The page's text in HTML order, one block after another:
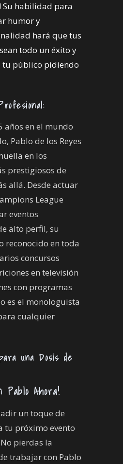
Su habilidad para
humor y
hará que tus
todo un éxito y
tu público pidiendo
años en el mundo
Pablo de los Reyes
en los
prestigiosos de
allá. Desde actuar
League
eventos
alto perfil, su
reconocido en toda
concursos
en televisión
con programas
es el monologuista
cualquier
una Dosis de
Pablo Ahora!
un toque de
tu próximo evento
pierdas la
trabajar con Pablo